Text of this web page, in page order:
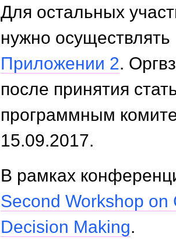
Для остальных
нужно
Приложении 2.
после принятия
программным
15.09.2017.
В рамках
Second Workshop
Decision Making.